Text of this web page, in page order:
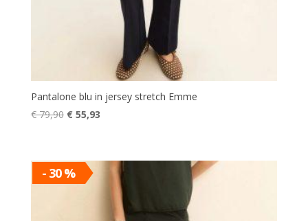
Pantalone blu in jersey stretch Emme
€79,90 Il
era:
€ 79,90.
€55,93Il
è:
€ 55,93.
- 30 %